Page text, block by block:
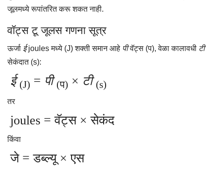
जूलमध्ये रूपांतरित करू शकत नाही.
वॉट्स टू जूलस गणना सूत्र
ऊर्जा ईjoules मध्ये (J) शक्ती समान आहे पीवॅट्स (प), वेळा कालावधी टी
सेकंदात (s):
ई(J) = पी(प) × टी(s)
तर
joules = वॅट्स × सेकंद
किंवा
जे = डब्ल्यू × एस